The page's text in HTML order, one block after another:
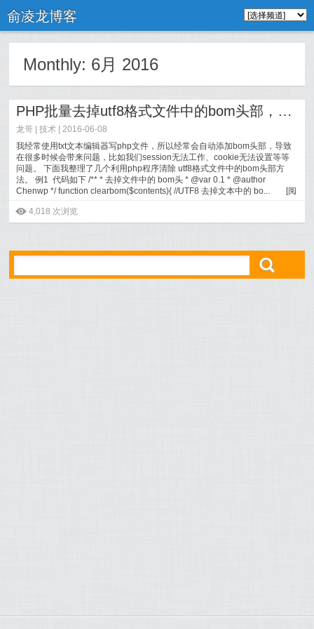
俞凌龙博客
Monthly: 6月 2016
PHP批量去掉utf8格式文件中的bom头部，php去除bom头部
龙哥 |技术 | 2016-06-08
我经常使用txt文本编辑器写php文件，所以经常会自动添加bom头部，导致
在很多时候会带来问题，比如我们session无法工作、cookie无法设置等等
问题。 下面我整理了几个利用php程序清除 utf8格式文件中的bom头部方
法。 例1 代码如下 /** * 去掉文件中的 bom头 * @var 0.1 * @author
Chenwp */ function clearbom($contents){ //UTF8 去掉文本中的 bo...
[阅
ė 4,018 次浏览
ő